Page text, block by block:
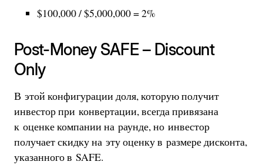
$100,000 / $5,000,000 = 2%
Post-Money SAFE – Discount
Only
В этой конфигурации доля, которую получит
инвестор при конвертации, всегда привязана
к оценке компании на раунде, но инвестор
получает скидку на эту оценку в размере дисконта,
указанного в SAFE.